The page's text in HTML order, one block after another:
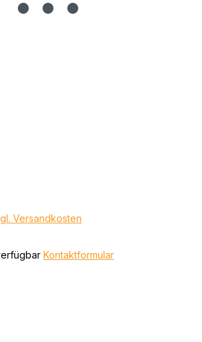
Versandkosten
Kontaktformular